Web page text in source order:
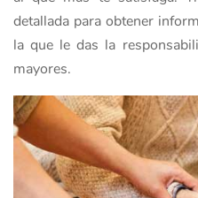
detallada para obtener
la que le das la
mayores.